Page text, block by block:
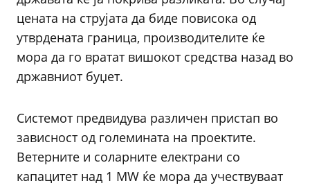
цената на струјата да биде повисока од
утврдената граница, производителите ќе
мора да го вратат вишокот средства назад во
државниот буџет.
Системот предвидува различен пристап во
зависност од големината на проектите.
Ветерните и соларните електрани со
капацитет над 1 MW ќе мора да учествуваат